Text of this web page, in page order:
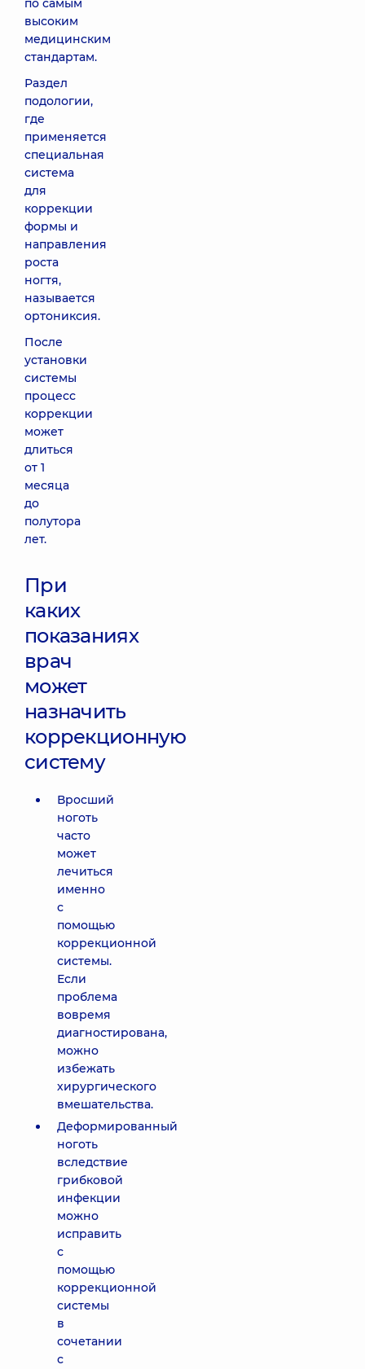
по самым
высоким
медицинским
стандартам.
Раздел
подологии,
где
применяется
специальная
система
для
коррекции
формы и
направления
роста
ногтя,
называется
ортониксия.
После
установки
системы
процесс
коррекции
может
длиться
от 1
месяца
до
полутора
лет.
При
каких
показаниях
врач
может
назначить
коррекционную
систему
Вросший
ноготь
часто
может
лечиться
именно
с
помощью
коррекционной
системы.
Если
проблема
вовремя
диагностирована,
можно
избежать
хирургического
вмешательства.
Деформированный
ноготь
вследствие
грибковой
инфекции
можно
исправить
с
помощью
коррекционной
системы
в
сочетании
с